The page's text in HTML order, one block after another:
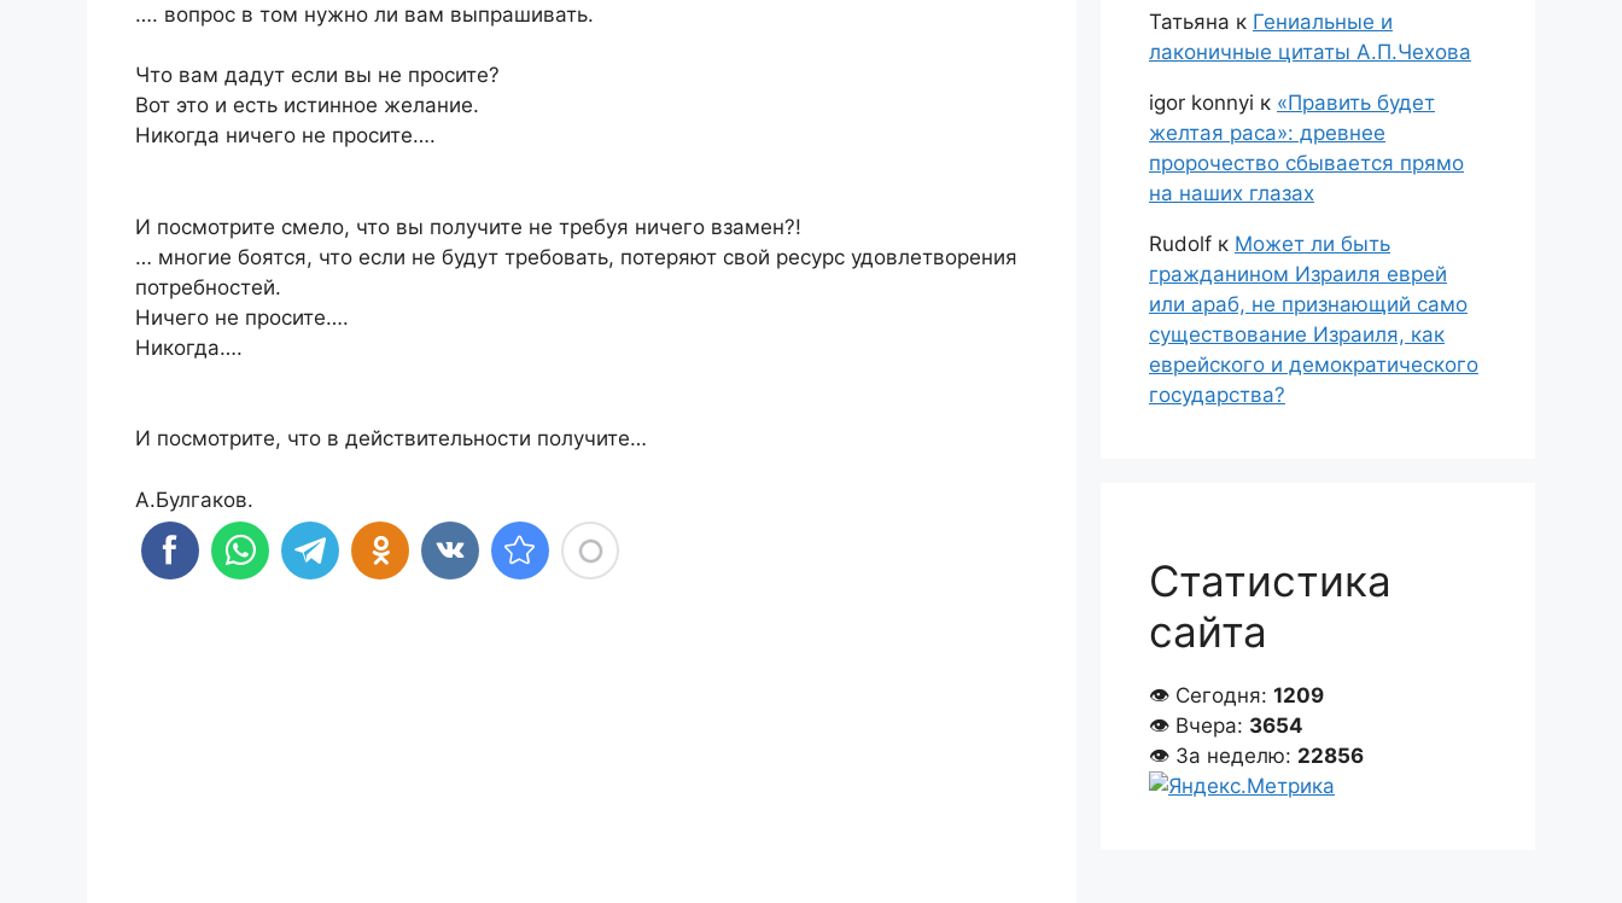
…. вопрос в том нужно ли вам выпрашивать.
Что вам дадут если вы не просите?
Вот это и есть истинное желание.
Никогда ничего не просите….
И посмотрите смело, что вы получите не требуя ничего взамен?!
… многие боятся, что если не будут требовать, потеряют свой ресурс удовлетворения
потребностей.
Ничего не просите….
Никогда….
И посмотрите, что в действительности получите…
А.Булгаков.
Татьяна к Гениальные и
лаконичные цитаты А.П.Чехова
igor konnyi к «Править будет
желтая раса»: древнее
пророчество сбывается прямо
на наших глазах
Rudolf к Может ли быть
гражданином Израиля еврей
или араб, не признающий само
существование Израиля, как
еврейского и демократического
государства?
Статистика
сайта
👁 Сегодня: 1209
👁 Вчера: 3654
👁 За неделю: 22856